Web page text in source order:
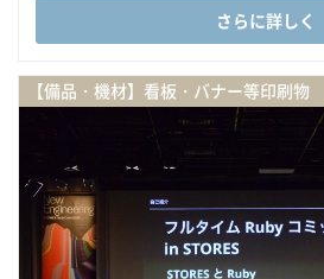
さらに詳しく
【備品・機材】看板・バナー等印刷物